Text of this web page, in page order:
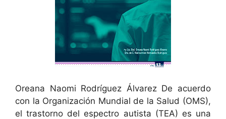
Oreana Naomi Rodríguez Álvarez De acuerdo
con la Organización Mundial de la Salud (OMS),
el trastorno del espectro autista (TEA) es una